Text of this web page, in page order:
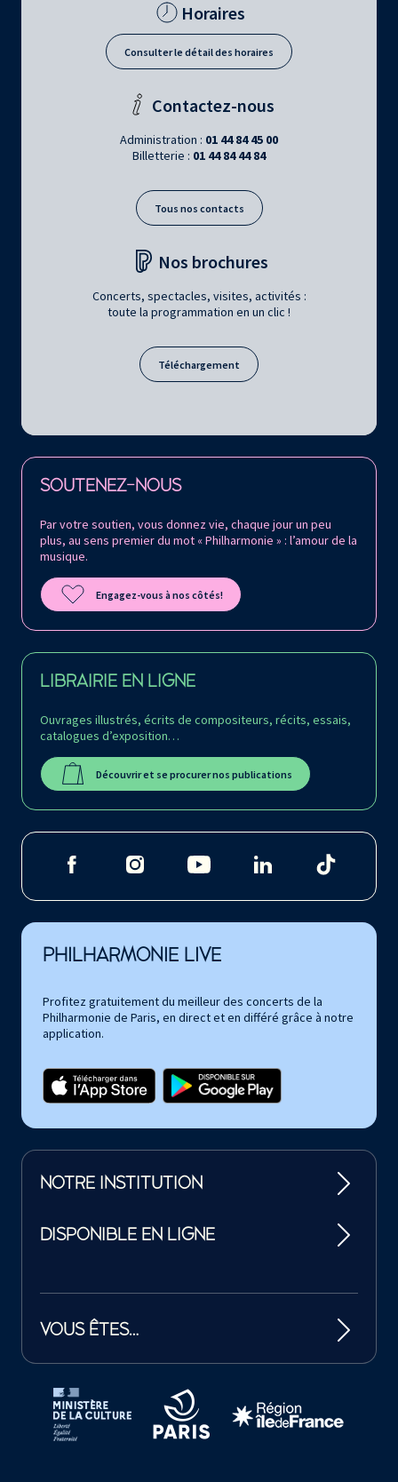
Horaires
Consulter le détail des horaires
Contactez-nous
Administration : 01 44 84 45 00
Billetterie : 01 44 84 44 84
Tous nos contacts
Nos brochures
Concerts, spectacles, visites, activités :
toute la programmation en un clic !
Téléchargement
SOUTENEZ-NOUS
Par votre soutien, vous donnez vie, chaque jour un peu
plus, au sens premier du mot « Philharmonie » : l’amour de la
musique.
Engagez-vous à nos côtés!
LIBRAIRIE EN LIGNE
Ouvrages illustrés, écrits de compositeurs, récits, essais,
catalogues d’exposition…
Découvrir et se procurer nos publications
Retrouvez la Philharmonie de Paris sur
PHILHARMONIE LIVE
Profitez gratuitement du meilleur des concerts de la
Philharmonie de Paris, en direct et en différé grâce à notre
application.
NOTRE INSTITUTION
DISPONIBLE EN LIGNE
VOUS ÊTES…
Tutelles et mécènes de la Philharmonie de Paris